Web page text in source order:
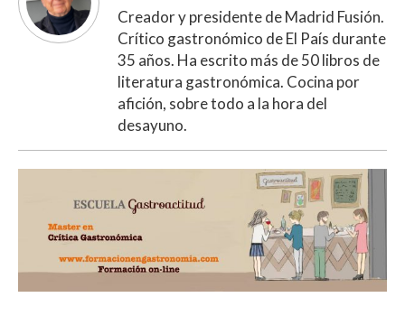
Creador y presidente de Madrid Fusión.
Crítico gastronómico de El País durante
35 años. Ha escrito más de 50 libros de
literatura gastronómica. Cocina por
afición, sobre todo a la hora del
desayuno.